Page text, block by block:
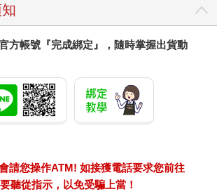
扇門。上一次疑神疑鬼地開了門的那個老
個小縫，看見是他以後，她的臉色頓時好了
息。她一直沒有見到小美母親，不過她也承
事，她幾乎足不出戶。現在她踏出房門，走
有時會在那裡停留。
門，又敲了敲門，叫著她的名字。另一名鄰
，阿良覺悟。我能背叛潘恩或背叛小美──或
。
方帳號『完成綁定』，隨時掌握出貨動
請您操作ATM! 如接獲電話要求您前往
聽從指示，以免受騙上當！